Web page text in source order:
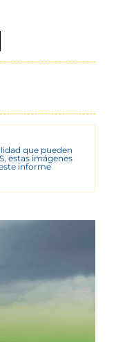
que pueden
estas imágenes
informe